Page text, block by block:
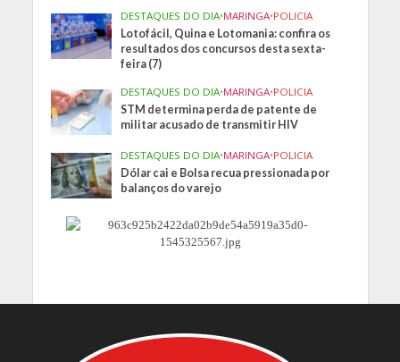
DESTAQUES DO DIA•MARINGA•POLICIA
Lotofácil, Quina e Lotomania: confira os
resultados dos concursos desta sexta-
feira (7)
DESTAQUES DO DIA•MARINGA•POLICIA
STM determina perda de patente de
militar acusado de transmitir HIV
DESTAQUES DO DIA•MARINGA•POLICIA
Dólar cai e Bolsa recua pressionada por
balanços do varejo